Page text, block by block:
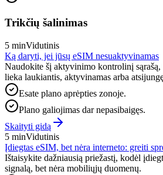
Trikčių šalinimas
5 minVidutinis
Ką daryti, jei jūsų eSIM nesuaktyvinamas
Naudokite šį aktyvinimo kontrolinį
lieka laukiantis, aktyvinamas arba
Esate plano aprėpties zonoje.
Plano galiojimas dar nepasibaigęs.
Skaityti gidą
5 minVidutinis
Įdiegtas eSIM, bet nėra interneto: greiti
Ištaisykite dažniausią priežastį, kodėl
signalą, bet nėra mobiliųjų duomenų.